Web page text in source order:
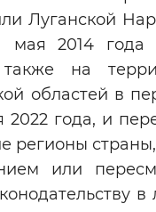
Луганской
мая 2014 года
на
областей в
года, и
регионы
или